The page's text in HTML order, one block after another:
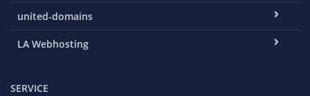
united-domains
LA Webhosting
SERVICE